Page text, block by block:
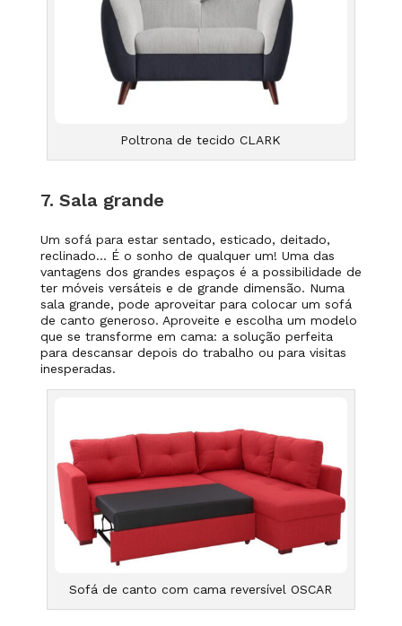
Poltrona de tecido CLARK
7. Sala grande
Um sofá para estar sentado, esticado, deitado,
reclinado… É o sonho de qualquer um! Uma das
vantagens dos grandes espaços é a possibilidade de
ter móveis versáteis e de grande dimensão. Numa
sala grande, pode aproveitar para colocar um sofá
de canto generoso. Aproveite e escolha um modelo
que se transforme em cama: a solução perfeita
para descansar depois do trabalho ou para visitas
inesperadas.
Sofá de canto com cama reversível OSCAR